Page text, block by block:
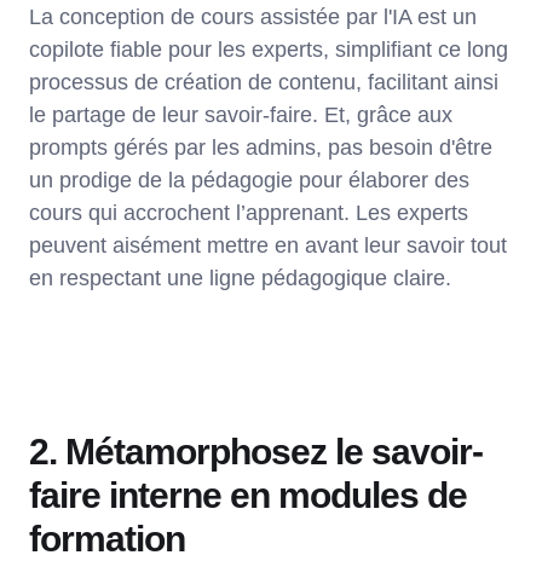
La conception de cours assistée par l'IA est un
copilote fiable pour les experts, simplifiant ce long
processus de création de contenu, facilitant ainsi
le partage de leur savoir-faire. Et, grâce aux
prompts gérés par les admins, pas besoin d'être
un prodige de la pédagogie pour élaborer des
cours qui accrochent l’apprenant. Les experts
peuvent aisément mettre en avant leur savoir tout
en respectant une ligne pédagogique claire.
2. Métamorphosez le savoir-
faire interne en modules de
formation